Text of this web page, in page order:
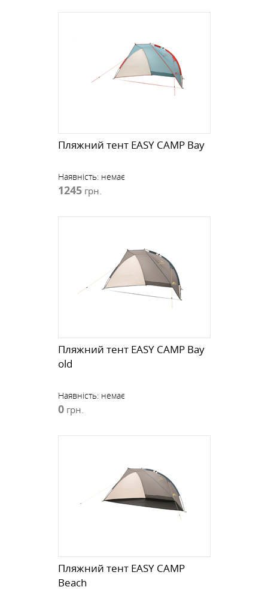
Пляжний тент EASY CAMP Bay
Наявність: немає
1245 грн.
Пляжний тент EASY CAMP Bay
old
Наявність: немає
0 грн.
Пляжний тент EASY CAMP
Beach